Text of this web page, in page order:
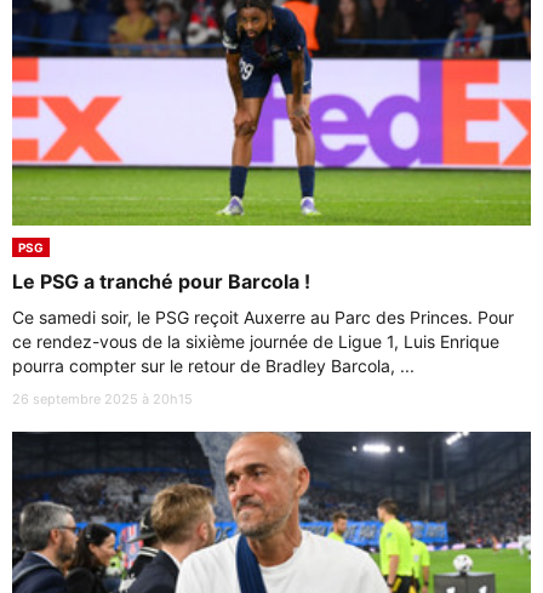
PSG
Le PSG a tranché pour Barcola !
Ce samedi soir, le PSG reçoit Auxerre au Parc des Princes. Pour
ce rendez-vous de la sixième journée de Ligue 1, Luis Enrique
pourra compter sur le retour de Bradley Barcola, ...
26 septembre 2025 à 20h15